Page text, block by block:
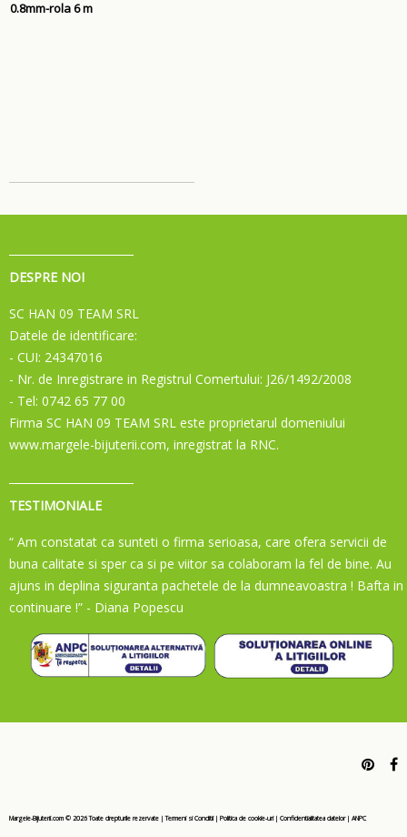
0.8mm-rola 6 m
DESPRE NOI
SC HAN 09 TEAM SRL
Datele de identificare:
- CUI: 24347016
- Nr. de Inregistrare in Registrul Comertului: J26/1492/2008
- Tel: 0742 65 77 00
Firma SC HAN 09 TEAM SRL este proprietarul domeniului
www.margele-bijuterii.com, inregistrat la RNC.
TESTIMONIALE
“ Am constatat ca sunteti o firma serioasa, care ofera servicii de
buna calitate si sper ca si pe viitor sa colaboram la fel de bine. Au
ajuns in deplina siguranta pachetele de la dumneavoastra ! Bafta in
continuare !” - Diana Popescu
Margele-Bijuterii.com © 2026Toate drepturile rezervate | Termeni si Conditii | Politica de cookie-uri | Confidentialitatea datelor | ANPC